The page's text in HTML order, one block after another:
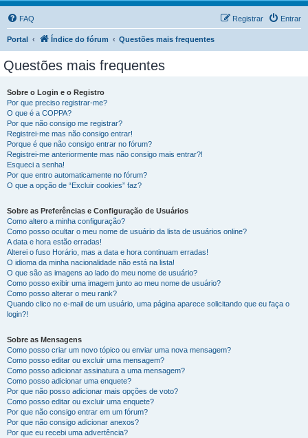
FAQ Entrar
Registrar
Portal Índice do fórum Questões mais frequentes
Questões mais frequentes
Sobre o Login e o Registro
Por que preciso registrar-me?
O que é a COPPA?
Por que não consigo me registrar?
Registrei-me mas não consigo entrar!
Porque é que não consigo entrar no fórum?
Registrei-me anteriormente mas não consigo mais entrar?!
Esqueci a senha!
Por que entro automaticamente no fórum?
O que a opção de “Excluir cookies” faz?
Sobre as Preferências e Configuração de Usuários
Como altero a minha configuração?
Como posso ocultar o meu nome de usuário da lista de usuários online?
A data e hora estão erradas!
Alterei o fuso Horário, mas a data e hora continuam erradas!
O idioma da minha nacionalidade não está na lista!
O que são as imagens ao lado do meu nome de usuário?
Como posso exibir uma imagem junto ao meu nome de usuário?
Como posso alterar o meu rank?
Quando clico no e-mail de um usuário, uma página aparece solicitando que eu faça o
login?!
Sobre as Mensagens
Como posso criar um novo tópico ou enviar uma nova mensagem?
Como posso editar ou excluir uma mensagem?
Como posso adicionar assinatura a uma mensagem?
Como posso adicionar uma enquete?
Por que não posso adicionar mais opções de voto?
Como posso editar ou excluir uma enquete?
Por que não consigo entrar em um fórum?
Por que não consigo adicionar anexos?
Por que eu recebi uma advertência?